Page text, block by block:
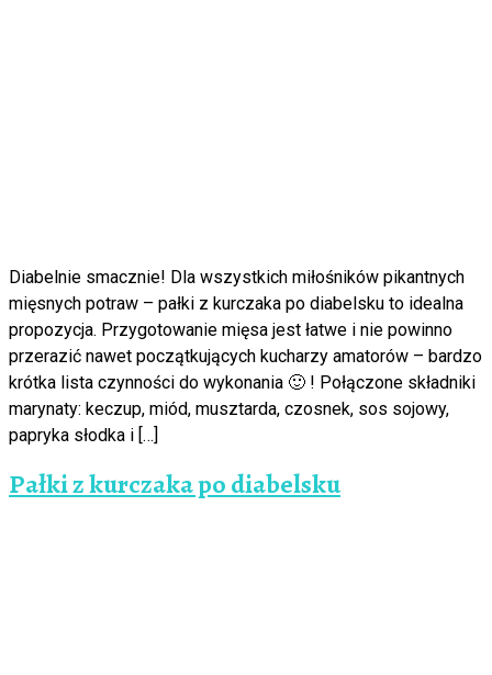
Diabelnie smacznie! Dla wszystkich miłośników pikantnych
mięsnych potraw – pałki z kurczaka po diabelsku to idealna
propozycja. Przygotowanie mięsa jest łatwe i nie powinno
przerazić nawet początkujących kucharzy amatorów – bardzo
krótka lista czynności do wykonania 🙂 ! Połączone składniki
marynaty: keczup, miód, musztarda, czosnek, sos sojowy,
papryka słodka i […]
Pałki z kurczaka po diabelsku